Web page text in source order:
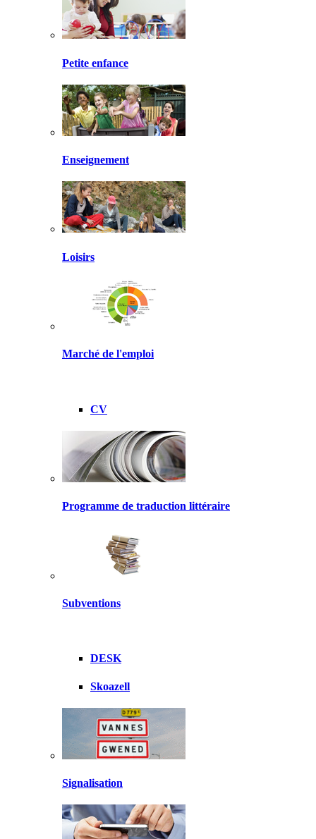
Petite enfance
Enseignement
Loisirs
Marché de l'emploi
CV
Programme de traduction littéraire
Subventions
DESK
Skoazell
Signalisation